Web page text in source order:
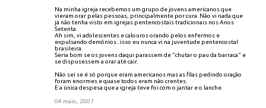
Na minha igreja recebemos um grupo de jovens americanos que
vieram orar pelas pessoas, principalmente por cura. Não vi nada que
já não tenha visto em igrejas pentencostais tradicionais nos Anos
Setenta.
Ah sim, vi adolescentes e calouros orando pelos enfermos e
expulsando demônios.. isso eu nunca vi na juventude pentencostal
brasileira.
Seria bom se os jovens daqui parassem de "chutar o pau da barraca" e
se dispusessem a orar até cair.
Não sei se é só porque eram americanos mas as filas pedindo oração
foram enormes e quase todos eram não crentes.
E a única despesa que a igreja teve foi com o jantar e o lanche.
04 maio, 2007